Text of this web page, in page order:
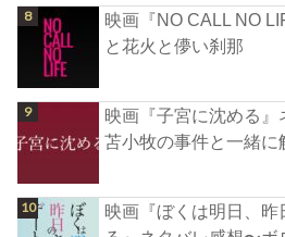
映画『NO CALL NO
と花火と儚い刹那
映画『子宮に沈める』
苫小牧の事件と一緒に
映画『ぼくは明日、昨